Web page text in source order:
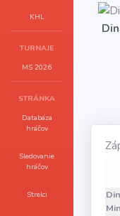
KHL
TURNAJE
MS 2026
STRÁNKA
Databáza
hráčov
Sledovanie
hráčov
Strelci